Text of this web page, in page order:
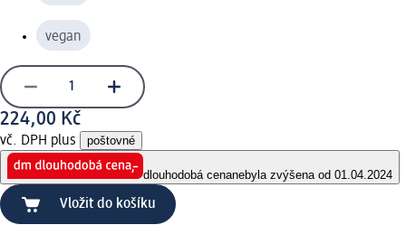
vegan
224,00 Kč
vč. DPH plus poštovné
dlouhodobá cenanebyla zvýšena od 01.04.2024
Vložit do košíku